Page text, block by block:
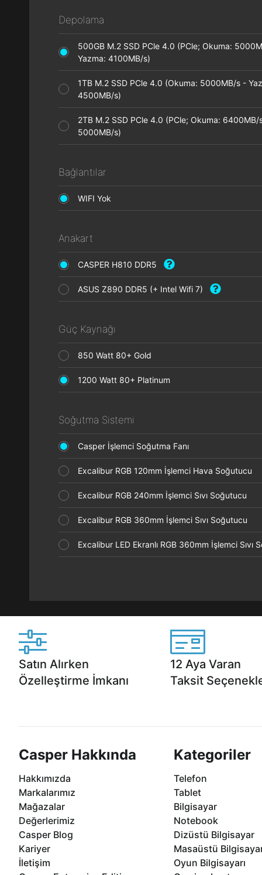
Depolama
500GB M.2 SSD PCle 4.0 (PCle; Okuma:
Yazma: 4100MB/s)
1TB M.2 SSD PCle 4.0 (Okuma: 5000MB/s -
4500MB/s)
2TB M.2 SSD PCle 4.0 (PCle; Okuma: 6400MB/
5000MB/s)
Bağlantılar
WIFI Yok
Anakart
CASPER H810 DDR5
ASUS Z890 DDR5 (+ Intel Wifi 7)
Güç Kaynağı
850 Watt 80+ Gold
1200 Watt 80+ Platinum
Soğutma Sistemi
Casper İşlemci Soğutma Fanı
Excalibur RGB 120mm İşlemci Hava Soğutucu
Excalibur RGB 240mm İşlemci Sıvı Soğutucu
Excalibur RGB 360mm İşlemci Sıvı Soğutucu
Excalibur LED Ekranlı RGB 360mm İşlemci
Satın Alırken
Özelleştirme İmkanı
12 Aya Varan
Taksit
Casper Hakkında
Hakkımızda
Markalarımız
Mağazalar
Değerlerimiz
Casper Blog
Kariyer
İletişim
Kategoriler
Telefon
Tablet
Bilgisayar
Notebook
Dizüstü Bilgisayar
Masaüstü
Oyun Bilgisayarı